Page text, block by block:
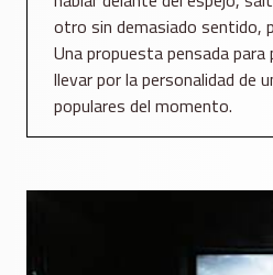
otro sin demasiado sentido,
Una propuesta pensada para
llevar por la personalidad de
populares del momento.